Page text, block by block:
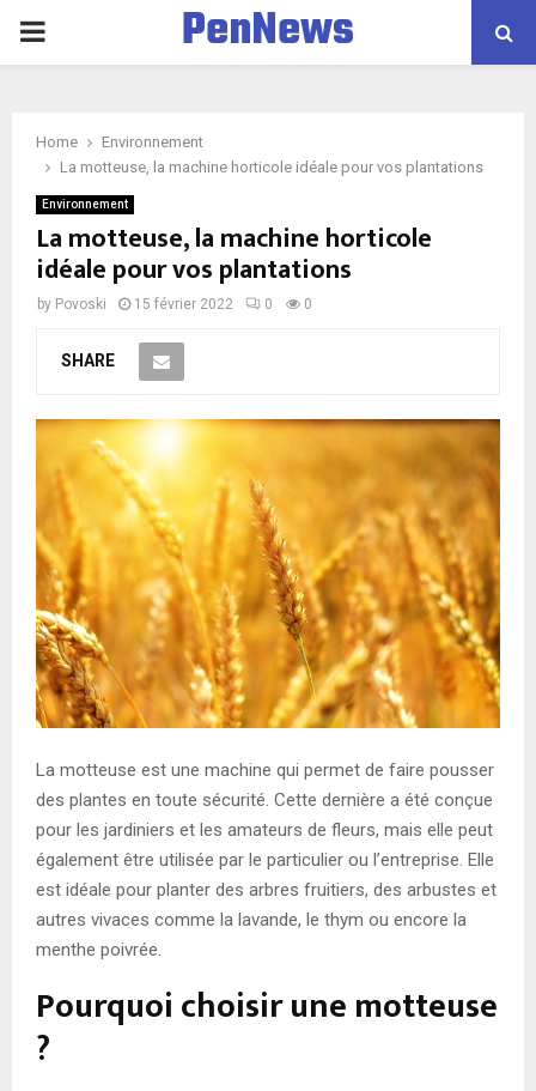
P
M
A
Y
E
N
U
PenNews
Home
Environnement
La motteuse, la machine horticole idéale pour vos plantations
Environnement
La motteuse, la machine horticole
idéale pour vos plantations
by Povoski 15 février 2022 0 0
SHARE
La motteuse est une machine qui permet de faire pousser
des plantes en toute sécurité. Cette dernière a été conçue
pour les jardiniers et les amateurs de fleurs, mais elle peut
également être utilisée par le particulier ou l’entreprise. Elle
est idéale pour planter des arbres fruitiers, des arbustes et
autres vivaces comme la lavande, le thym ou encore la
menthe poivrée.
Pourquoi choisir une motteuse
?